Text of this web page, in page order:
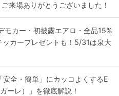
来場ありがとうございました！
モカー・初披露エアロ・全品15%
ッカープレゼントも！5/31は泉大
全・簡単」にカッコよくするE
ーレ）」を徹底解説！